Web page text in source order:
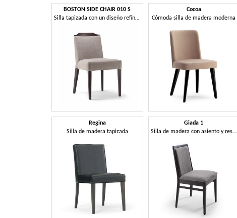
BOSTON SIDE CHAIR 010 S
Silla tapizada con un diseño refinado
Cocoa
Cómoda silla de madera moderna
Regina
Silla de madera tapizada
Giada 1
Silla de madera con asiento y respaldo tapizados